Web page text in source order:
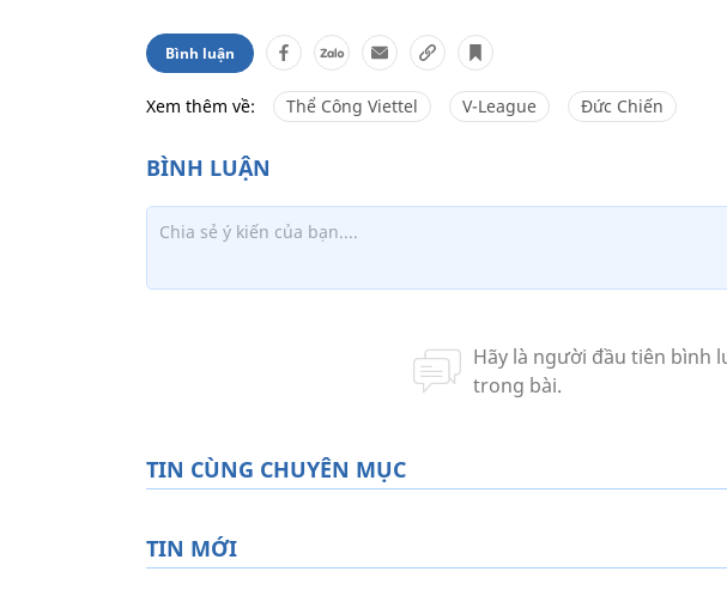
Bình luận
Xem thêm về: Thể Công Viettel V-League Đức Chiến
TIN CÙNG CHUYÊN MỤC
TIN MỚI